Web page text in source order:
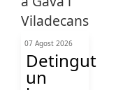
07 Agost 2026
Detingut
un